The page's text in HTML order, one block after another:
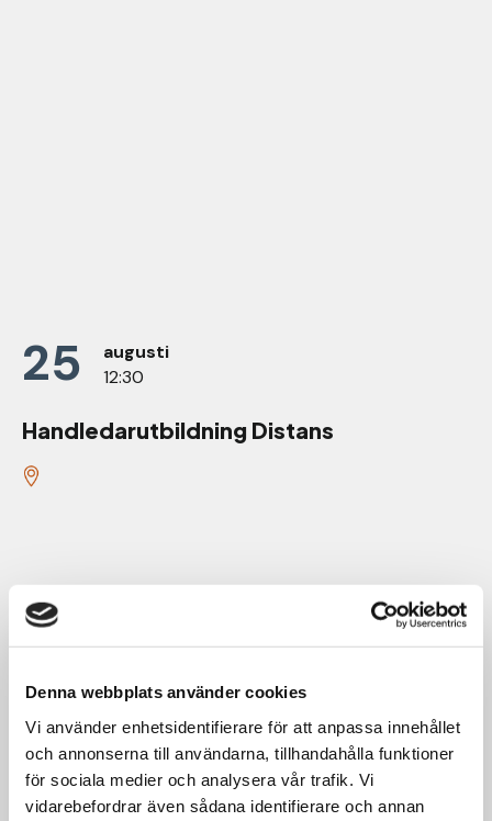
Denna webbplats använder cookies
Vi använder enhetsidentifierare för att anpassa innehållet
och annonserna till användarna, tillhandahålla funktioner
för sociala medier och analysera vår trafik. Vi
vidarebefordrar även sådana identifierare och annan
25
augusti
12:30
Handledarutbildning Distans